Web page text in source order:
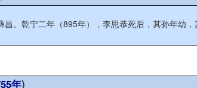
乾宁二年（895年），李思恭死后，其孙年幼，其
年)